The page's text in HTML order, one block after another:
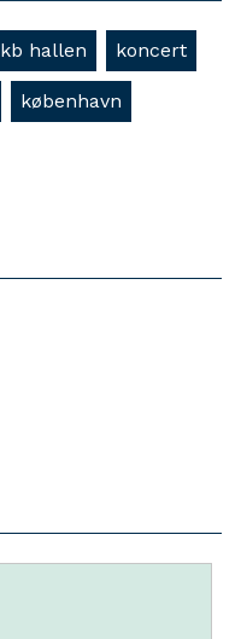
kb hallen koncert
københavn